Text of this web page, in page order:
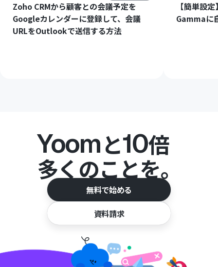
Zoho CRMから顧客との会議予定を
Googleカレンダーに登録して、会議
URLをOutlookで送信する方法
【簡単設
Gammaに
Yoomと10倍
多くのことを。
無料で始める
資料請求